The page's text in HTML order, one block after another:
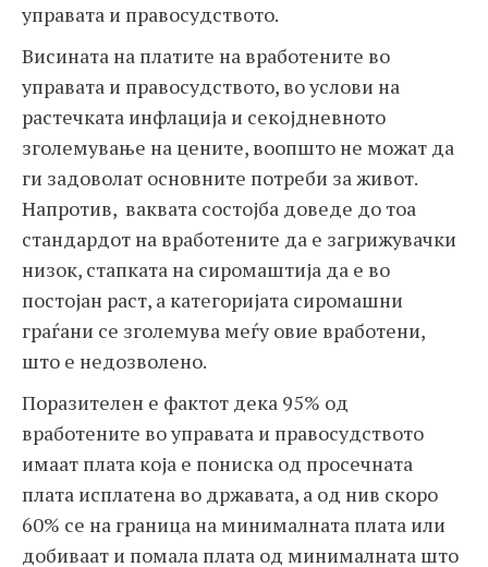
управата и правосудството.
Висината на платите на вработените во
управата и правосудството, во услови на
растечката инфлација и секојдневното
зголемување на цените, воопшто не можат да
ги задоволат основните потреби за живот.
Напротив, ваквата состојба доведе до тоа
стандардот на вработените да е загрижувачки
низок, стапката на сиромаштија да е во
постојан раст, а категоријата сиромашни
граѓани се зголемува меѓу овие вработени,
што е недозволено.
Поразителен е фактот дека 95% од
вработените во управата и правосудството
имаат плата која е пониска од просечната
плата исплатена во државата, а од нив скоро
60% се на граница на минималната плата или
добиваат и помала плата од минималната што